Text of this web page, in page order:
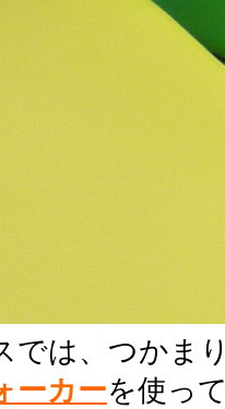
では、つかま
ーカーを使っ